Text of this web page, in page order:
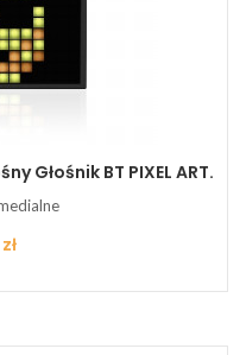
Głośnik BT PIXEL ART.